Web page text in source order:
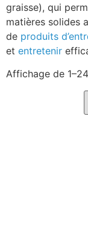
graisse), qui
matières solides
de produits
et entretenir
Affichage de